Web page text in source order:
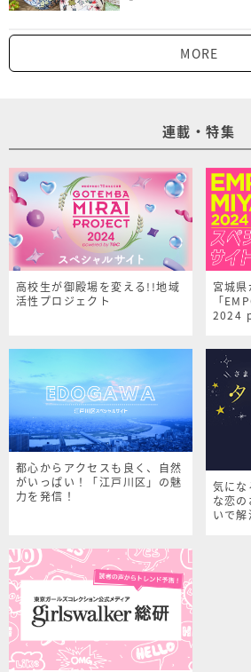
MORE
連載・特集
高校生が御殿場を変える!!地域
活性プロジェクト
宮城県
「
2024
都心からアクセスも良く、自然
がいっぱい！「江戸川区」の魅
力を発信！
気にな
な恋
いで解